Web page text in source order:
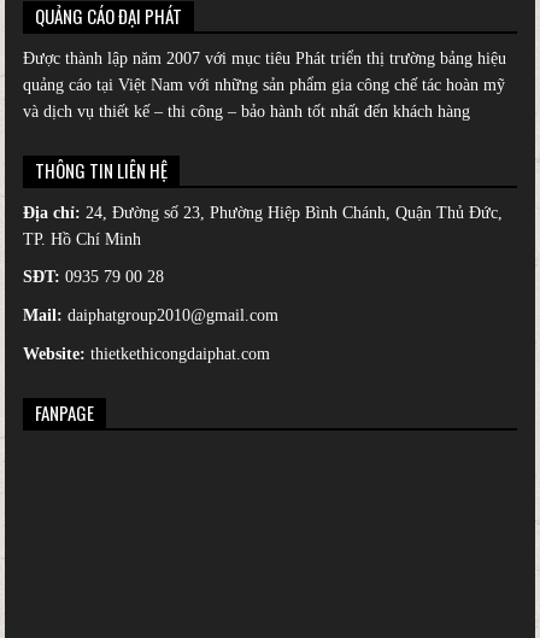
QUẢNG CÁO ĐẠI PHÁT
Được thành lập năm 2007 với mục tiêu Phát triển thị trườngbảng hiệu
quảng cáo tại Việt Nam với những sản phẩm gia công chế tác hoàn mỹ
và dịch vụ thiết kế – thi công – bảo hành tốt nhất đến khách hàng
THÔNG TIN LIÊN HỆ
Địa chỉ: 24, Đường số 23, Phường Hiệp Bình Chánh, Quận Thủ Đức,
TP. Hồ Chí Minh
SĐT: 0935 79 00 28
Mail: daiphatgroup2010@gmail.com
Website: thietkethicongdaiphat.com
FANPAGE